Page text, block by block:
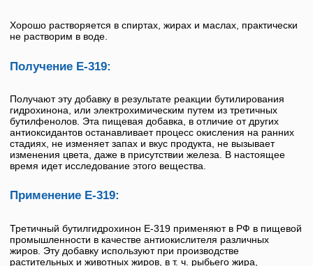
Хорошо растворяется в спиртах, жирах и маслах, практически
не растворим в воде.
Получение Е-319:
Получают эту добавку в результате реакции бутилирования
гидрохинона, или электрохимическим путем из третичных
бутилфенолов. Эта пищевая добавка, в отличие от других
антиоксидантов останавливает процесс окисления на ранних
стадиях, не изменяет запах и вкус продукта, не вызывает
изменения цвета, даже в присутствии железа. В настоящее
время идет исследование этого вещества.
Применение Е-319:
Третичный бутилгидрохинон E-319 применяют в РФ в пищевой
промышленности в качестве антиокислителя различных
жиров. Эту добавку используют при производстве
растительных и животных жиров, в т. ч. рыбьего жира,